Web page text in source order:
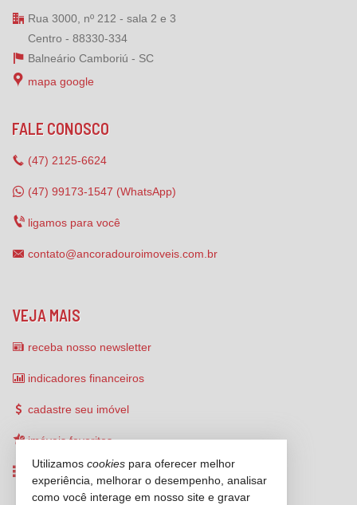
Rua 3000, nº 212 - sala 2 e 3
Centro - 88330-334
Balneário Camboriú - SC
mapa google
FALE CONOSCO
(47) 2125-6624
(47) 99173-1547 (WhatsApp)
ligamos para você
contato@ancoradouroimoveis.com.br
VEJA MAIS
receba nosso newsletter
indicadores financeiros
cadastre seu imóvel
imóveis favoritos
mapa de imóveis
Utilizamos cookies para oferecer melhor
experiência, melhorar o desempenho, analisar
como você interage em nosso site e gravar